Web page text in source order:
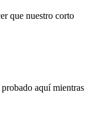
que nuestro corto
aquí mientras